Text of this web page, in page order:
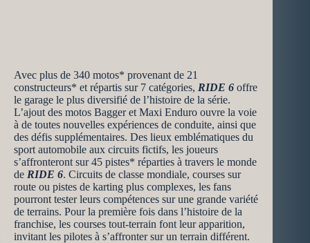
Avec plus de 340 motos* provenant de 21
constructeurs* et répartis sur 7 catégories, RIDE 6 offre
le garage le plus diversifié de l’histoire de la série.
L’ajout des motos Bagger et Maxi Enduro ouvre la voie
à de toutes nouvelles expériences de conduite, ainsi que
des défis supplémentaires. Des lieux emblématiques du
sport automobile aux circuits fictifs, les joueurs
s’affronteront sur 45 pistes* réparties à travers le monde
de RIDE 6. Circuits de classe mondiale, courses sur
route ou pistes de karting plus complexes, les fans
pourront tester leurs compétences sur une grande variété
de terrains. Pour la première fois dans l’histoire de la
franchise, les courses tout-terrain font leur apparition,
invitant les pilotes à s’affronter sur un terrain différent.